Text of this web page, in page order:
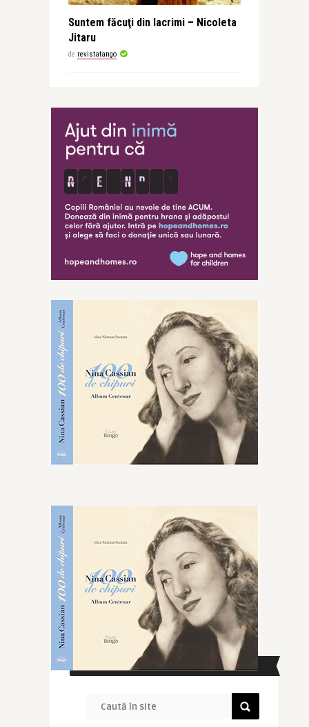
Suntem făcuţi din lacrimi – Nicoleta
Jitaru
de revistatango
CAUTĂ ÎN SITE